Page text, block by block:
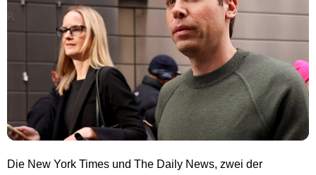
Die New York Times und The Daily News, zwei der